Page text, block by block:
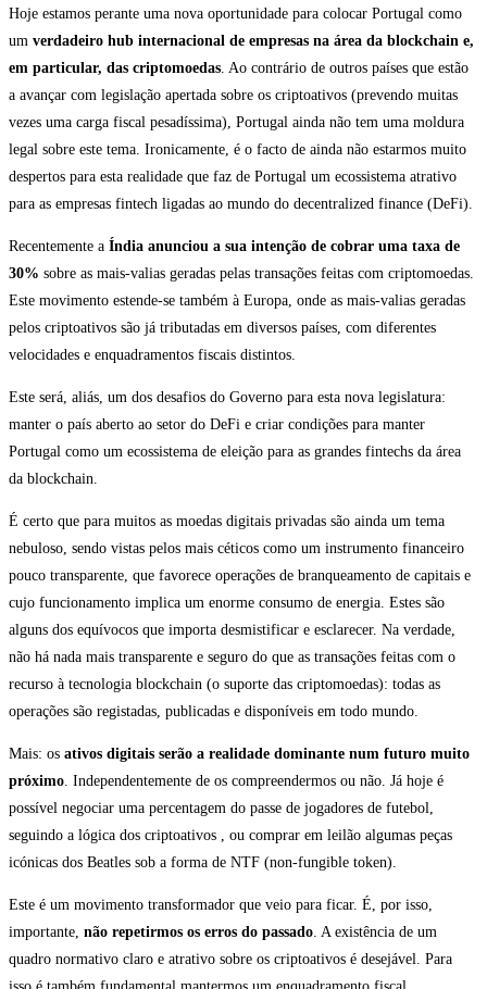
Hoje estamos perante uma nova oportunidade para colocar Portugal como
um verdadeiro hub internacional de empresas na área da blockchain e,
em particular, das criptomoedas. Ao contrário de outros países que estão
a avançar com legislação apertada sobre os criptoativos (prevendo muitas
vezes uma carga fiscal pesadíssima), Portugal ainda não tem uma moldura
legal sobre este tema. Ironicamente, é o facto de ainda não estarmos muito
despertos para esta realidade que faz de Portugal um ecossistema atrativo
para as empresas fintech ligadas ao mundo do decentralized finance (DeFi).
Recentemente a Índia anunciou a sua intenção de cobrar uma taxa de
30% sobre as mais-valias geradas pelas transações feitas com criptomoedas.
Este movimento estende-se também à Europa, onde as mais-valias geradas
pelos criptoativos são já tributadas em diversos países, com diferentes
velocidades e enquadramentos fiscais distintos.
Este será, aliás, um dos desafios do Governo para esta nova legislatura:
manter o país aberto ao setor do DeFi e criar condições para manter
Portugal como um ecossistema de eleição para as grandes fintechs da área
da blockchain.
É certo que para muitos as moedas digitais privadas são ainda um tema
nebuloso, sendo vistas pelos mais céticos como um instrumento financeiro
pouco transparente, que favorece operações de branqueamento de capitais e
cujo funcionamento implica um enorme consumo de energia. Estes são
alguns dos equívocos que importa desmistificar e esclarecer. Na verdade,
não há nada mais transparente e seguro do que as transações feitas com o
recurso à tecnologia blockchain (o suporte das criptomoedas): todas as
operações são registadas, publicadas e disponíveis em todo mundo.
Mais: os ativos digitais serão a realidade dominante num futuro muito
próximo. Independentemente de os compreendermos ou não. Já hoje é
possível negociar uma percentagem do passe de jogadores de futebol,
seguindo a lógica dos criptoativos , ou comprar em leilão algumas peças
icónicas dos Beatles sob a forma de NTF (non-fungible token).
Este é um movimento transformador que veio para ficar. É, por isso,
importante, não repetirmos os erros do passado. A existência de um
quadro normativo claro e atrativo sobre os criptoativos é desejável. Para